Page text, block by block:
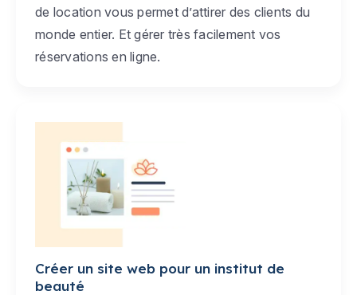
de location vous permet d’attirer des clients du
monde entier. Et gérer très facilement vos
réservations en ligne.
Créer un site web pour un institut de
beauté